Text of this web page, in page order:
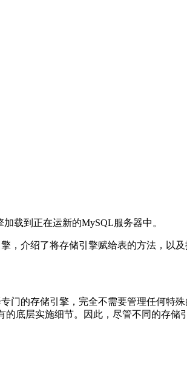
加载到正在运新的MySQL服务器中。
，介绍了将存储引擎赋给表的方法，以及
门的存储引擎，完全不需要管理任何特
的底层实施细节。因此，尽管不同的存储